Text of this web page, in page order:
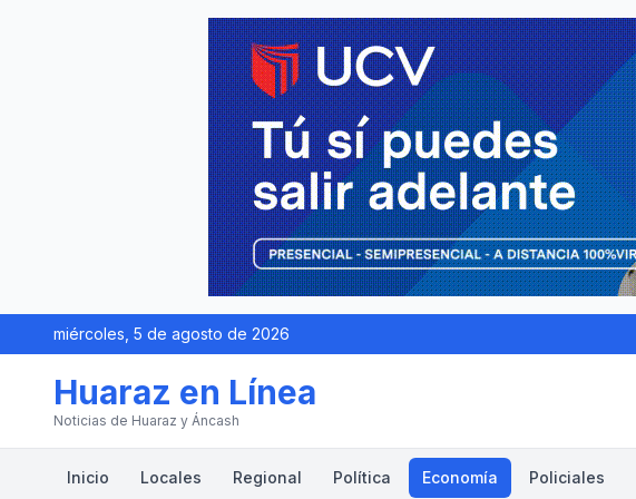
miércoles, 5 de agosto de 2026
Huaraz en Línea
Noticias de Huaraz y Áncash
Inicio Locales Regional Política Economía Policiales